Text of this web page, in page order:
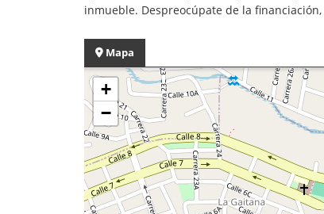
inmueble. Despreocúpate de la
Mapa
+
−